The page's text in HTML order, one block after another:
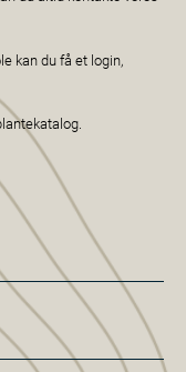
kan du få et login,